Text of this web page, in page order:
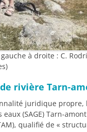
à droite : C.
rivière Tarn-
juridique
(SAGE) Tarn-
qualifié de «